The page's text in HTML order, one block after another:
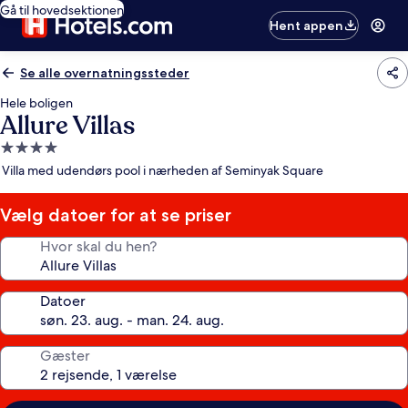
Gå til hovedsektionen
Hent appen
Se alle overnatningssteder
Hele boligen
Allure Villas
4.0-
stjernet
Villa med udendørs pool i nærheden af Seminyak Square
Vælg datoer for at se priser
Hvor skal du hen?
Datoer
Gæster